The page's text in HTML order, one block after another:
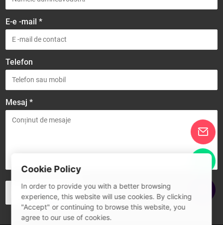
E-e -mail *
Telefon
Mesaj *
Cookie Policy
In order to provide you with a better browsing
experience, this website will use cookies. By clicking
"Accept" or continuing to browse this website, you
agree to our use of cookies.